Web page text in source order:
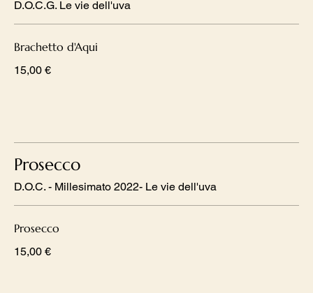
D.O.C.G. Le vie dell'uva
Brachetto d'Aqui
15,00 €
Prosecco
D.O.C. - Millesimato 2022- Le vie dell'uva
Prosecco
15,00 €